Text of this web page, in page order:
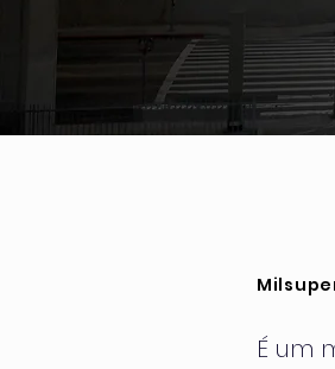
É um